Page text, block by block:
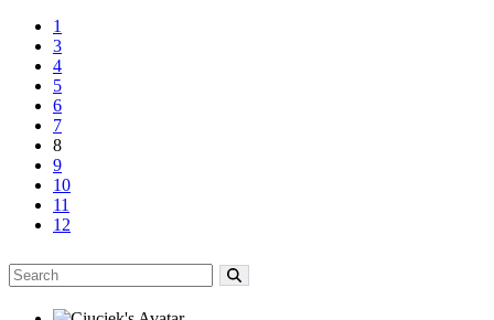
1
3
4
5
6
7
8
9
10
11
12